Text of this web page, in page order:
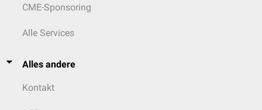
CME-Sponsoring
Alle Services
Alles andere
Kontakt